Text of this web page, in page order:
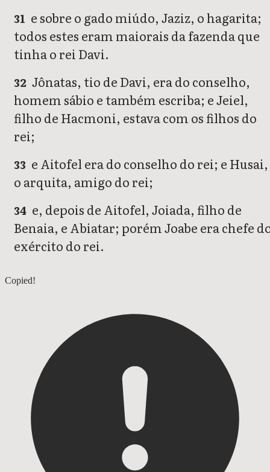
31 e sobre o gado miúdo, Jaziz, o hagarita;
todos estes eram maiorais da fazenda que
tinha o rei Davi.
32 Jônatas, tio de Davi, era do conselho,
homem sábio e também escriba; e Jeiel,
filho de Hacmoni, estava com os filhos do
rei;
33 e Aitofel era do conselho do rei; e Husai,
o arquita, amigo do rei;
34 e, depois de Aitofel, Joiada, filho de
Benaia, e Abiatar; porém Joabe era chefe
exército do rei.
1 Crônicas 26
Copied!